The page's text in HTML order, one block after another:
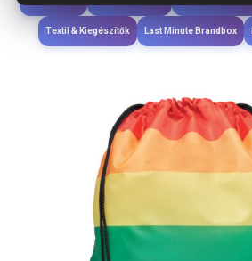
Textil & Kiegészítők Last Minute Brandbox